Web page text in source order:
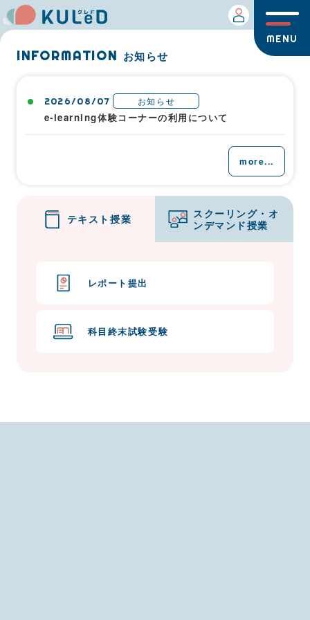
INFORMATION お知らせ
2026/08/07 お知らせ
e-learning体験コーナーの利用について
more...
テキスト授業
スクーリング・オ
ンデマンド授業
レポート提出
科目終末試験受験
オンデマンド授業受講